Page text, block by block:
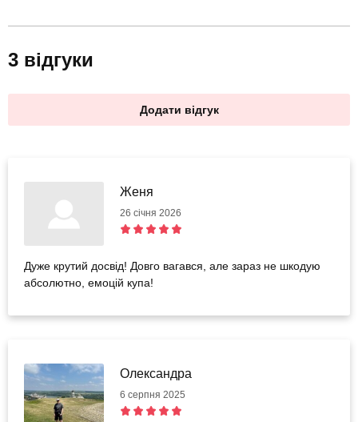
3 відгуки
Додати відгук
Женя
26 січня 2026
Дуже крутий досвід! Довго вагався, але зараз не шкодую
абсолютно, емоцій купа!
Олександра
6 серпня 2025